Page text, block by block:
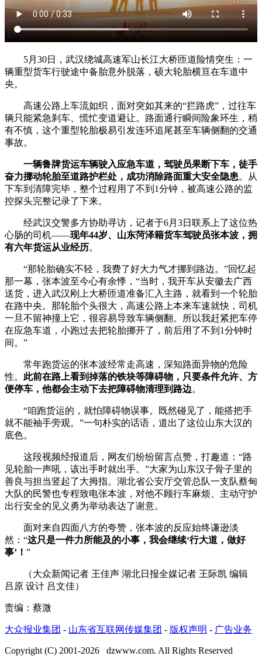
5月30日，武汉绕城高速军山长江大桥匝道险情突生：一
辆重型货车行驶途中备胎意外脱落，硕大轮胎横亘在车道中
央。
高速公路上车流如织，面对突如其来的“拦路虎”，过往车
辆只能紧急刹车、慌忙变道避让。路面通行瞬间险象环生，稍
有不慎，这个重型轮胎极易引发连环追尾甚至车辆侧翻的交通
事故。
一辆鲁牌货运车辆驶入应急车道，驾驶员果断下车，徒手
奋力挪动轮胎至道路护栏处，成功消除路面重大安全隐患。从
下车到清障完毕，整个过程用了不到1分钟，被高速公路的监
控探头完整记录了下来。
经武汉交警多方协助寻访，记者于6月3日联系上了这位热
心肠的司机——现年44岁、山东菏泽籍货车驾驶员张本波，拥
有六年货运从业经历。
“那轮胎确实不轻，我费了好大力气才挪到路边。”回忆起
那一幕，张本波至今心有余悸，“当时，我开车从安徽去广西
送货，进入武汉刚上大桥匝道准备汇入主路，就看到一个轮胎
在路中央。那轮胎个头很大，高速公路上本来车速就快，司机
一旦不留神撞上它，很容易导致车辆侧翻。所以我赶紧把车停
在应急车道，小跑过去把轮胎挪开了，前后用了不到1分钟时
间。”
常年跑货运的张本波经常走高速，深知路面异物的危险
性。 此前在路上看到掉落的铁块等障碍物，只要条件允许、方
便停车，他都会主动下去把障碍物清理到路边。
“咱跑货运的，就怕障碍物误事。既然碰见了，能搭把手
就不能袖手旁观。”一句朴实的话语，道出了这位山东大汉的
底色。
这段视频经报道后，网友们纷纷留言点赞，打趣道：“路
见轮胎一声吼，该出手时就出手。”大家为山东汉子骨子里的
善良与担当竖起了大拇指。湖北省公安厅交管总队一支队蔡甸
大队的民警也专程致电张本波，对他不顾行车麻烦、主动守护
出行安全的见义勇为举动表达了谢意。
面对来自四面八方的夸赞，张本波的反应始终谦逊淡
然：“这只是一件力所能及的小事，我会继续‘行大道，做好
事’！ ”
（大众新闻记者 王佳声 湖北日报全媒记者 王际凯 编辑
吕原 设计 吕文佳）
责编：蔡溦
大众报业集团 - 山东省互联网传媒集团 - 版权声明 - 广告业务
Copyright (C) 2001-2026 dzwww.com. All Rights Reserved